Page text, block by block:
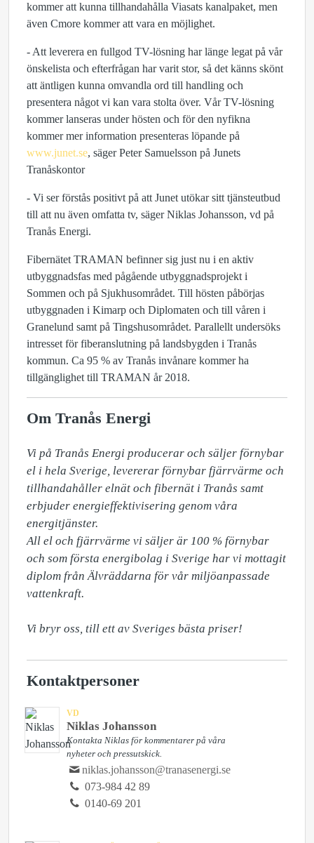
kommer att kunna tillhandahålla Viasats kanalpaket, men
även Cmore kommer att vara en möjlighet.
- Att leverera en fullgod TV-lösning har länge legat på vår
önskelista och efterfrågan har varit stor, så det känns skönt
att äntligen kunna omvandla ord till handling och
presentera något vi kan vara stolta över. Vår TV-lösning
kommer lanseras under hösten och för den nyfikna
kommer mer information presenteras löpande på
www.junet.se, säger Peter Samuelsson på Junets
Tranåskontor
- Vi ser förstås positivt på att Junet utökar sitt tjänsteutbud
till att nu även omfatta tv, säger Niklas Johansson, vd på
Tranås Energi.
Fibernätet TRAMAN befinner sig just nu i en aktiv
utbyggnadsfas med pågående utbyggnadsprojekt i
Sommen och på Sjukhusområdet. Till hösten påbörjas
utbyggnaden i Kimarp och Diplomaten och till våren i
Granelund samt på Tingshusområdet. Parallellt undersöks
intresset för fiberanslutning på landsbygden i Tranås
kommun. Ca 95 % av Tranås invånare kommer ha
tillgänglighet till TRAMAN år 2018.
Om Tranås Energi
Vi på Tranås Energi producerar och säljer förnybar
el i hela Sverige, levererar förnybar fjärrvärme och
tillhandahåller elnät och fibernät i Tranås samt
erbjuder energieffektivisering genom våra
energitjänster.
All el och fjärrvärme vi säljer är 100 % förnybar
och som första energibolag i Sverige har vi mottagit
diplom från Älvräddarna för vår miljöanpassade
vattenkraft.
Vi bryr oss, till ett av Sveriges bästa priser!
Kontaktpersoner
VD
Niklas Johansson
Kontakta Niklas för kommentarer på våra
nyheter och pressutskick.
niklas.johansson@tranasenergi.se
073-984 42 89
0140-69 201